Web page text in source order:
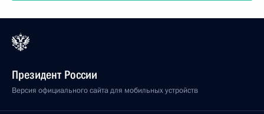
Президент России
Версия официального сайта для мобильных устройств